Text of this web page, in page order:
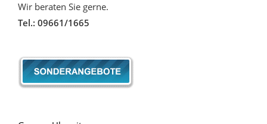
Wir beraten Sie gerne.
Tel.: 09661/1665